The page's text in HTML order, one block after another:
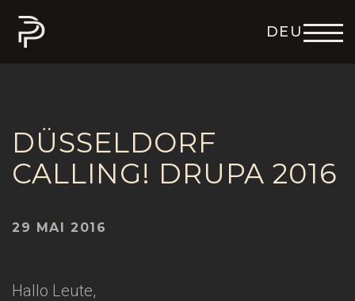
DÜSSELDORF
CALLING! DRUPA 2016
29 MAI 2016
Hallo Leute,
DEU